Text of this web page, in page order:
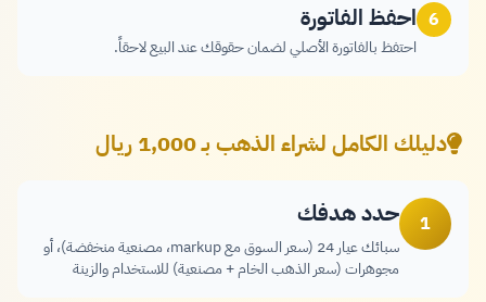
6 احفظ الفاتورة
احتفظ بالفاتورة الأصلي لضمان حقوقك عند البيع لاحقاً.
دليلك الكامل لشراء الذهب بـ 1,000 ريال
1 حدد هدفك
سبائك عيار 24 (سعر السوق مع markup، مصنعية منخفضة)، أو
مجوهرات (سعر الذهب الخام + مصنعية) للاستخدام والزينة